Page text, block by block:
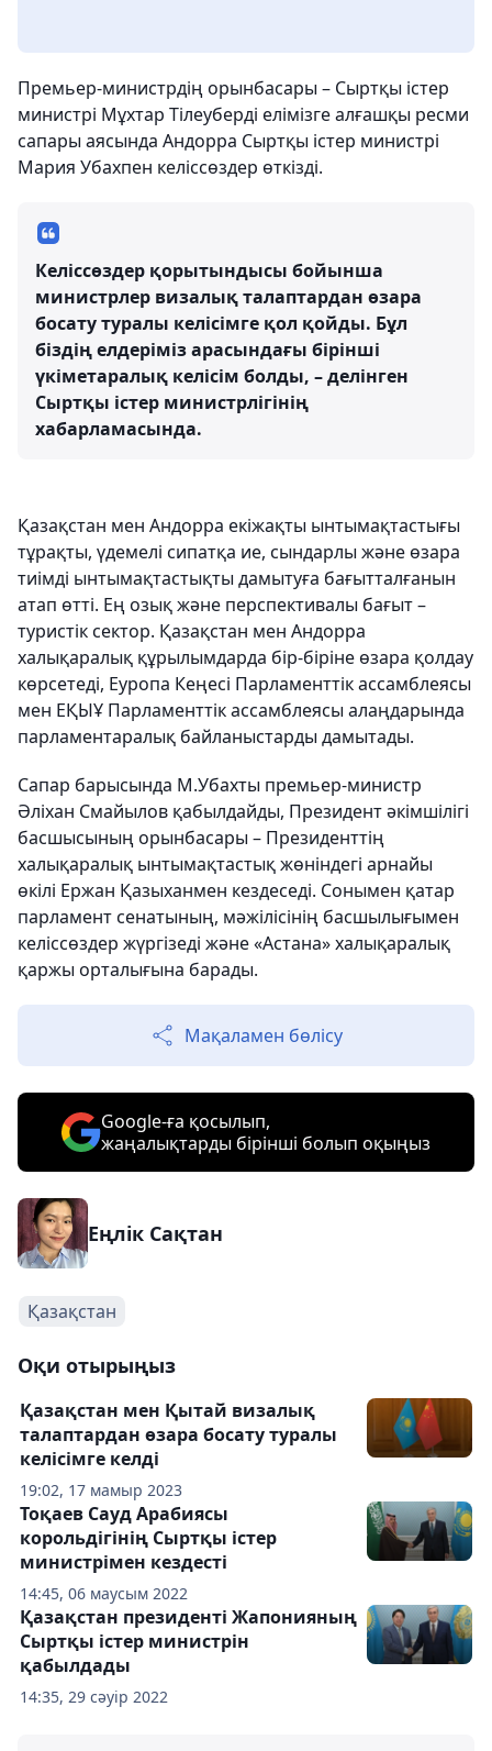
Премьер-министрдің орынбасары – Сыртқы істер
министрі Мұхтар Тілеуберді елімізге алғашқы ресми
сапары аясында Андорра Сыртқы істер министрі
Мария Убахпен келіссөздер өткізді.
Келіссөздер қорытындысы бойынша
министрлер визалық талаптардан өзара
босату туралы келісімге қол қойды. Бұл
біздің елдеріміз арасындағы бірінші
үкіметаралық келісім болды, – делінген
Сыртқы істер министрлігінің
хабарламасында.
Қазақстан мен Андорра екіжақты ынтымақтастығы
тұрақты, үдемелі сипатқа ие, сындарлы және өзара
тиімді ынтымақтастықты дамытуға бағытталғанын
атап өтті. Ең озық және перспективалы бағыт –
туристік сектор. Қазақстан мен Андорра
халықаралық құрылымдарда бір-біріне өзара қолдау
көрсетеді, Еуропа Кеңесі Парламенттік ассамблеясы
мен ЕҚЫҰ Парламенттік ассамблеясы алаңдарында
парламентаралық байланыстарды дамытады.
Сапар барысында М.Убахты премьер-министр
Әліхан Смайылов қабылдайды, Президент әкімшілігі
басшысының орынбасары – Президенттің
халықаралық ынтымақтастық жөніндегі арнайы
өкілі Ержан Қазыханмен кездеседі. Сонымен қатар
парламент сенатының, мәжілісінің басшылығымен
келіссөздер жүргізеді және «Астана» халықаралық
қаржы орталығына барады.
Мақаламен бөлісу
Google-ға қосылып,
жаңалықтарды бірінші болып оқыңыз
Еңлік Сақтан
Қазақстан
Оқи отырыңыз
19:02, 17 мамыр 2023
Қазақстан мен Қытай визалық
талаптардан өзара босату туралы
келісімге келді
14:45, 06 маусым 2022
Тоқаев Сауд Арабиясы
корольдігінің Сыртқы істер
министрімен кездесті
14:35, 29 сәуір 2022
Қазақстан президенті Жапонияның
Сыртқы істер министрін
қабылдады